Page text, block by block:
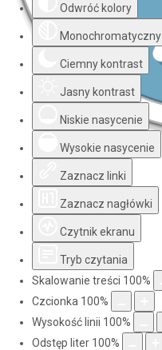
Odwróć kolory
Monochromatyczny
Ciemny kontrast
Jasny kontrast
Niskie nasycenie
Wysokie nasycenie
Zaznacz linki
Zaznacz nagłówki
Czytnik ekranu
Tryb czytania
Skalowanie treści 100%
Czcionka 100%
Wysokość linii 100%
Odstęp liter 100%